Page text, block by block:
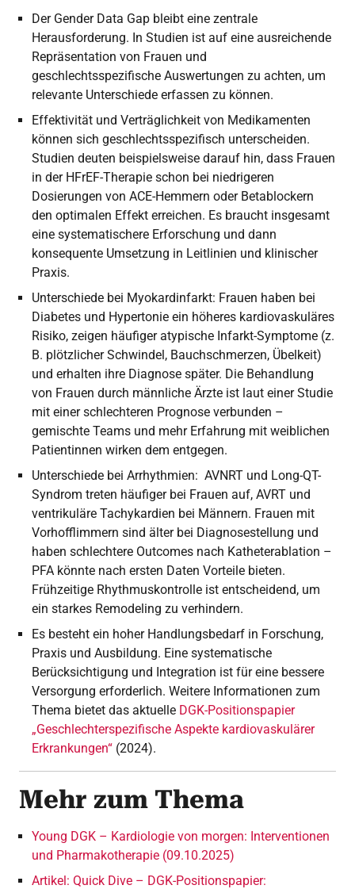
Der Gender Data Gap bleibt eine zentrale
Herausforderung. In Studien ist auf eine ausreichende
Repräsentation von Frauen und
geschlechtsspezifische Auswertungen zu achten, um
relevante Unterschiede erfassen zu können.
Effektivität und Verträglichkeit von Medikamenten
können sich geschlechtsspezifisch unterscheiden.
Studien deuten beispielsweise darauf hin, dass Frauen
in der HFrEF-Therapie schon bei niedrigeren
Dosierungen von ACE-Hemmern oder Betablockern
den optimalen Effekt erreichen. Es braucht insgesamt
eine systematischere Erforschung und dann
konsequente Umsetzung in Leitlinien und klinischer
Praxis.
Unterschiede bei Myokardinfarkt: Frauen haben bei
Diabetes und Hypertonie ein höheres kardiovaskuläres
Risiko, zeigen häufiger atypische Infarkt-Symptome (z.
B. plötzlicher Schwindel, Bauchschmerzen, Übelkeit)
und erhalten ihre Diagnose später. Die Behandlung
von Frauen durch männliche Ärzte ist laut einer Studie
mit einer schlechteren Prognose verbunden –
gemischte Teams und mehr Erfahrung mit weiblichen
Patientinnen wirken dem entgegen.
Unterschiede bei Arrhythmien: AVNRT und Long-QT-
Syndrom treten häufiger bei Frauen auf, AVRT und
ventrikuläre Tachykardien bei Männern. Frauen mit
Vorhofflimmern sind älter bei Diagnosestellung und
haben schlechtere Outcomes nach Katheterablation –
PFA könnte nach ersten Daten Vorteile bieten.
Frühzeitige Rhythmuskontrolle ist entscheidend, um
ein starkes Remodeling zu verhindern.
Es besteht ein hoher Handlungsbedarf in Forschung,
Praxis und Ausbildung. Eine systematische
Berücksichtigung und Integration ist für eine bessere
Versorgung erforderlich. Weitere Informationen zum
Thema bietet das aktuelle DGK-Positionspapier
„Geschlechterspezifische Aspekte kardiovaskulärer
Erkrankungen“ (2024).
Mehr zum Thema
Young DGK – Kardiologie von morgen: Interventionen
und Pharmakotherapie (09.10.2025)
Artikel: Quick Dive – DGK-Positionspapier: